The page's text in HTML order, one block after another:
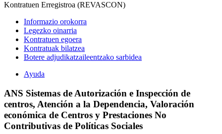
Kontratuen Erregistroa (REVASCON)
Informazio orokorra
Legezko oinarria
Kontratuen egoera
Kontratuak bilatzea
Botere adjudikatzaileentzako sarbidea
Ayuda
ANS Sistemas de Autorización e Inspección de
centros, Atención a la Dependencia, Valoración
económica de Centros y Prestaciones No
Contributivas de Políticas Sociales